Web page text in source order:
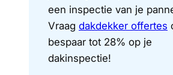
een inspectie van je
Vraag dakdekker offertes
bespaar tot 28% op je
dakinspectie!